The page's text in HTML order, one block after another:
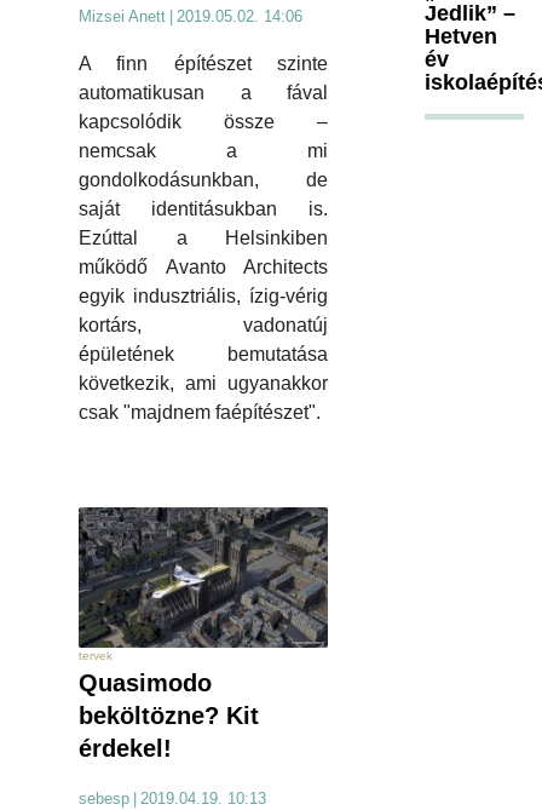
Mizsei Anett 2019.05.02. 14:06
A finn építészet szinte
automatikusan a fával
kapcsolódik össze –
nemcsak a mi
gondolkodásunkban, de
saját identitásukban is.
Ezúttal a Helsinkiben
működő Avanto Architects
egyik indusztriális, ízig-vérig
kortárs, vadonatúj
épületének bemutatása
következik, ami ugyanakkor
csak "majdnem faépítészet".
tervek
Quasimodo
beköltözne? Kit
érdekel!
sebesp 2019.04.19. 10:13
Jedlik” –
Hetven
év